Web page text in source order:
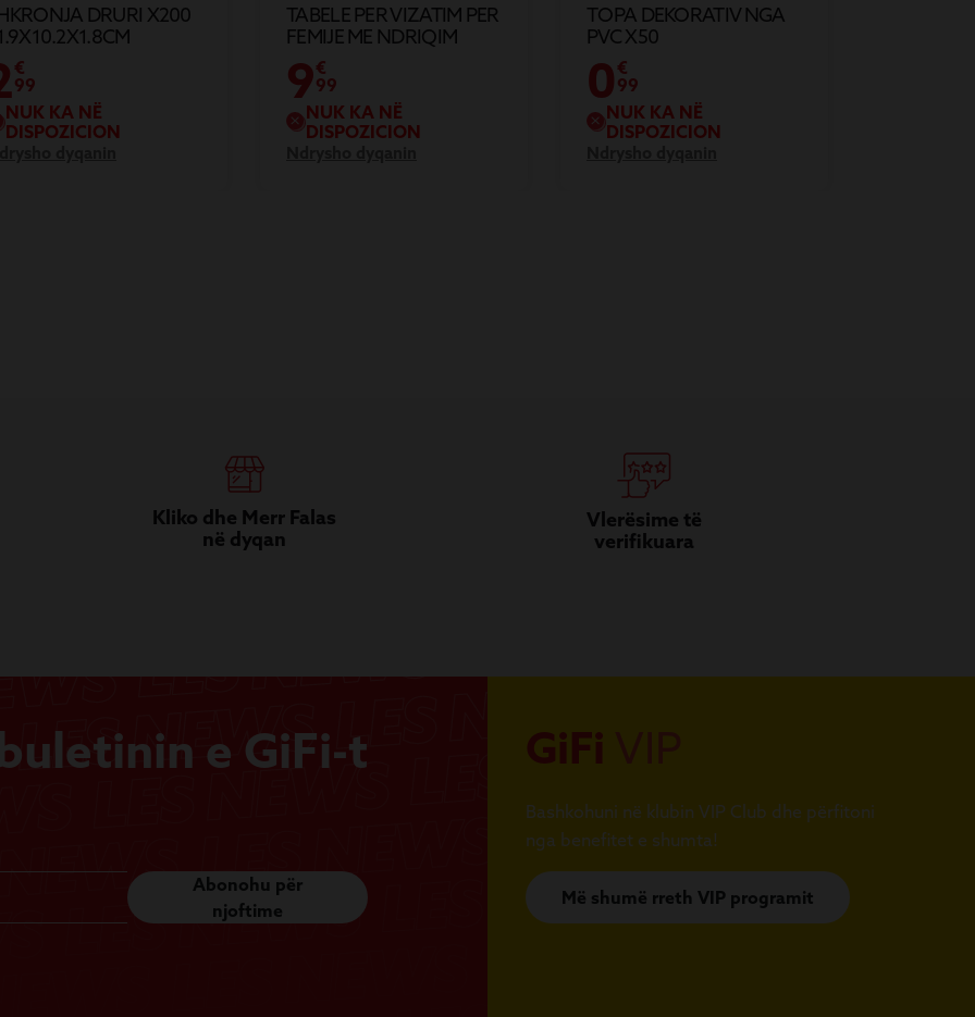
DRURI X200
€
99
NUK KA NË
DISPOZICION
TABELE PER VIZATIM PER
FEMIJE ME NDRIQIM
9€
99
NUK KA NË
DISPOZICION
TOPA DEKORATIV NGA
PVC X50
0 €
99
NUK KA NË
DISPOZICION
Kliko dhe Merr Falas
në dyqan
Vlerësime të
verifikuara
e GiFi-t
Abonohu për
njoftime
GiFi
Bashkohuni në klubin VIP Club dhe përfitoni
nga benefitet e shumta!
Më shumë rreth VIP programit